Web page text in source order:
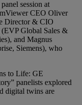
session at
CEO Oliver
Director & CIO
(EVP Global Sales &
and Magnus
Siemens), who
to Life: GE
panelists explored
digital twins are